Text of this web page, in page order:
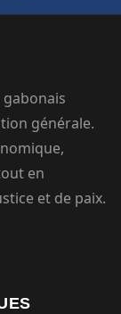
générale.
en
et de paix.